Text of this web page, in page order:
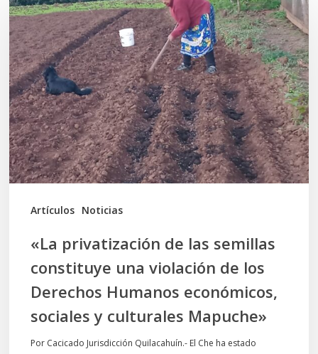
Artículos Noticias
privatización
de
las
semillas
constituye
una
violación
de
Humanos
económicos,
sociales
culturales
«La privatización de las semillas
constituye una violación de los
Derechos Humanos económicos,
sociales y culturales Mapuche»
Por Cacicado Jurisdicción Quilacahuín.- El Che ha estado